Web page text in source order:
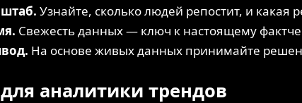
Узнайте, сколько людей репостит, и какая
Свежесть данных — ключ к настоящему
На основе живых данных принимайте
аналитики трендов